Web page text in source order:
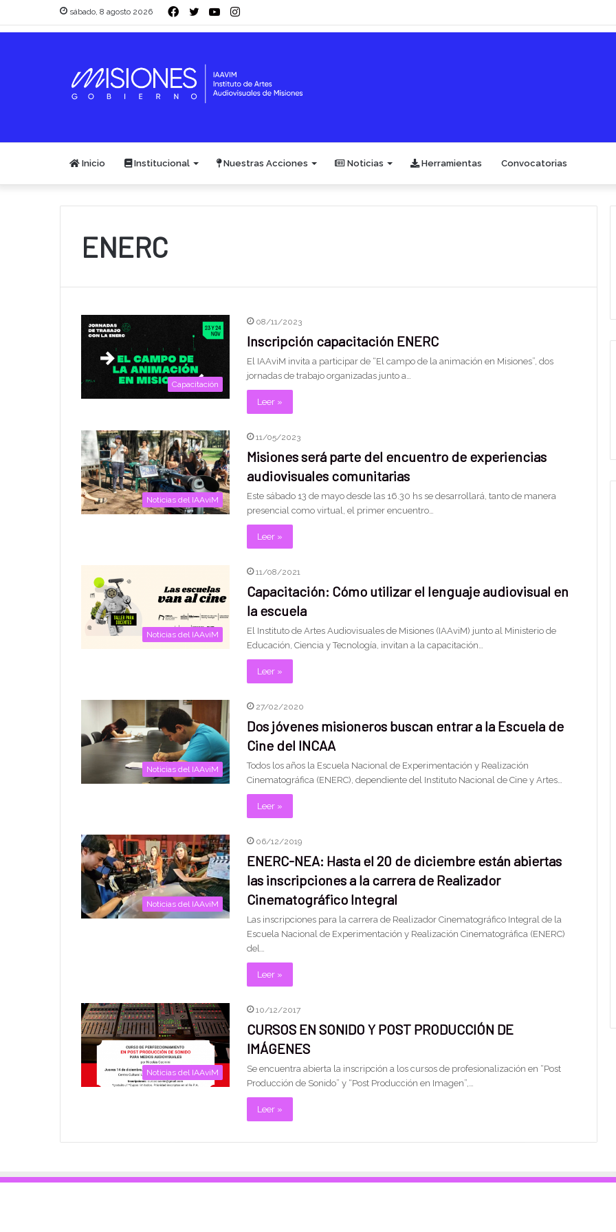
sábado, 8 agosto 2026 Facebook
TwitterYouTube
Inicio Institucional Nuestras Acciones Noticias Herramientas Convocatorias
ENERC
Capacitación
08/11/2023
Inscripción capacitación ENERC
El IAAviM invita a participar de “El campo de la animación en Misiones”, dos
jornadas de trabajo organizadas junto a…
Leer »
Noticias del IAAviM
11/05/2023
Misiones será parte del encuentro de experiencias
audiovisuales comunitarias
Este sábado 13 de mayo desde las 16.30 hs se desarrollará, tanto de manera
presencial como virtual, el primer encuentro…
Leer »
Noticias del IAAviM
11/08/2021
Capacitación: Cómo utilizar el lenguaje audiovisual en
la escuela
El Instituto de Artes Audiovisuales de Misiones (IAAviM) junto al Ministerio de
Educación, Ciencia y Tecnología, invitan a la capacitación…
Leer »
Noticias del IAAviM
27/02/2020
Dos jóvenes misioneros buscan entrar a la Escuela de
Cine del INCAA
Todos los años la Escuela Nacional de Experimentación y Realización
Cinematográfica (ENERC), dependiente del Instituto Nacional de Cine y Artes…
Leer »
Noticias del IAAviM
06/12/2019
ENERC-NEA: Hasta el 20 de diciembre están abiertas
las inscripciones a la carrera de Realizador
Cinematográfico Integral
Las inscripciones para la carrera de Realizador Cinematográfico Integral de la
Escuela Nacional de Experimentación y Realización Cinematográfica (ENERC)
del…
Leer »
Noticias del IAAviM
10/12/2017
CURSOS EN SONIDO Y POST PRODUCCIÓN DE
IMÁGENES
Se encuentra abierta la inscripción a los cursos de profesionalización en “Post
Producción de Sonido” y “Post Producción en Imagen”,…
Leer »